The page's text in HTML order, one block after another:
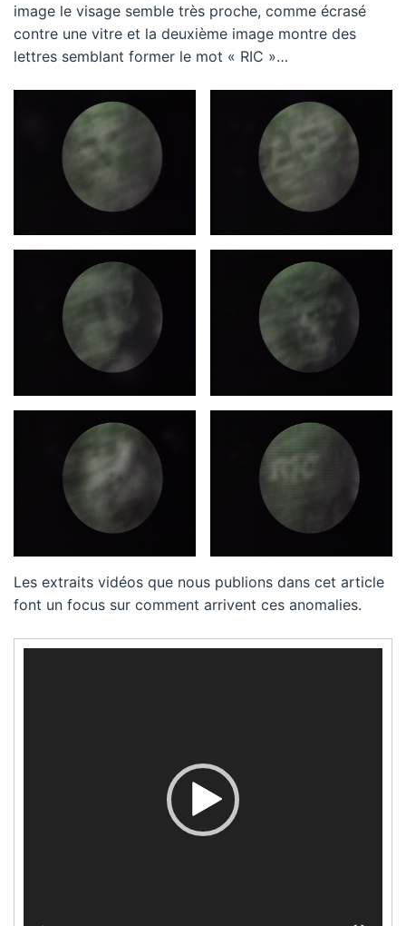
image le visage semble très proche, comme écrasé
contre une vitre et la deuxième image montre des
lettres semblant former le mot « RIC »…
Les extraits vidéos que nous publions dans cet article
font un focus sur comment arrivent ces anomalies.